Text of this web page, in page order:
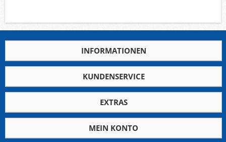
INFORMATIONEN
KUNDENSERVICE
EXTRAS
MEIN KONTO